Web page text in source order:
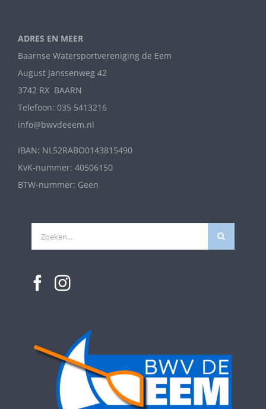
ADRES EN MEER
Baarnse Watersportvereniging de Eem
August Janssenweg 42
3742 RX BAARN
Telefoon: 035 5413216
info@bwvdeeem.nl
IBAN: NL52RABO0143815490
KvK-nummer: 40506150
BTW-nummer: Geen
Zoeken
naar: